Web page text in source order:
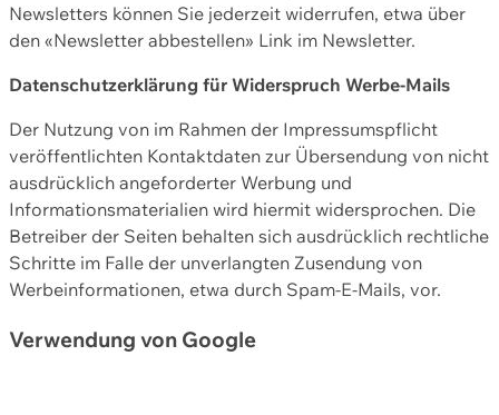
Newsletters können Sie jederzeit widerrufen, etwa über
den «Newsletter abbestellen» Link im Newsletter.
Datenschutzerklärung für Widerspruch Werbe-Mails
Der Nutzung von im Rahmen der Impressumspflicht
veröffentlichten Kontaktdaten zur Übersendung von nicht
ausdrücklich angeforderter Werbung und
Informationsmaterialien wird hiermit widersprochen. Die
Betreiber der Seiten behalten sich ausdrücklich rechtliche
Schritte im Falle der unverlangten Zusendung von
Werbeinformationen, etwa durch Spam-E-Mails, vor.
Verwendung von Google